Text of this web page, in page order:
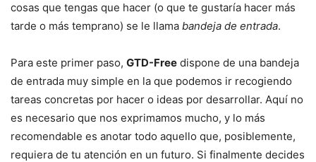
cosas que tengas que hacer (o que te gustaría hacer más
tarde o más temprano) se le llama bandeja de entrada.
Para este primer paso, GTD-Free dispone de una bandeja
de entrada muy simple en la que podemos ir recogiendo
tareas concretas por hacer o ideas por desarrollar. Aquí no
es necesario que nos exprimamos mucho, y lo más
recomendable es anotar todo aquello que, posiblemente,
requiera de tu atención en un futuro. Si finalmente decides